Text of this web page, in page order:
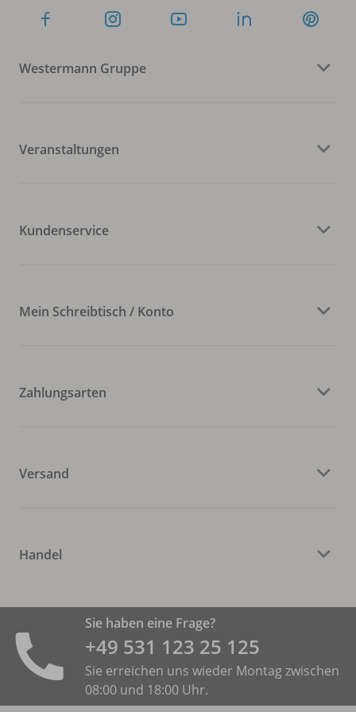
Westermann Gruppe
Veranstaltungen
Kundenservice
Mein Schreibtisch / Konto
Zahlungsarten
Versand
Handel
Sie haben eine Frage?
+49 531 ­123 25 125
Sie erreichen uns wieder Montag zwischen
08:00 und 18:00 Uhr.